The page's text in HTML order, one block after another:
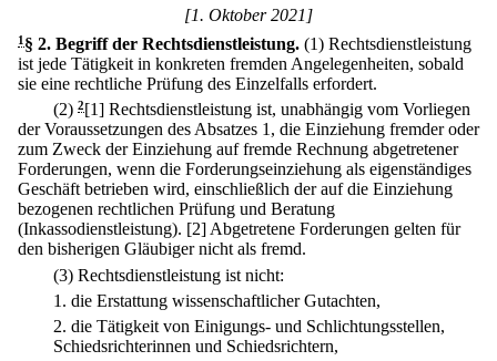
[1. Oktober 2021]
1 § 2. Begriff der Rechtsdienstleistung. (1) Rechtsdienstleistung
ist jede Tätigkeit in konkreten fremden Angelegenheiten, sobald
sie eine rechtliche Prüfung des Einzelfalls erfordert.
(2) 2[1] Rechtsdienstleistung ist, unabhängig vom Vorliegen
der Voraussetzungen des Absatzes 1, die Einziehung fremder oder
zum Zweck der Einziehung auf fremde Rechnung abgetretener
Forderungen, wenn die Forderungseinziehung als eigenständiges
Geschäft betrieben wird, einschließlich der auf die Einziehung
bezogenen rechtlichen Prüfung und Beratung
(Inkassodienstleistung). [2] Abgetretene Forderungen gelten für
den bisherigen Gläubiger nicht als fremd.
(3) Rechtsdienstleistung ist nicht:
1. die Erstattung wissenschaftlicher Gutachten,
2. die Tätigkeit von Einigungs- und Schlichtungsstellen,
Schiedsrichterinnen und Schiedsrichtern,